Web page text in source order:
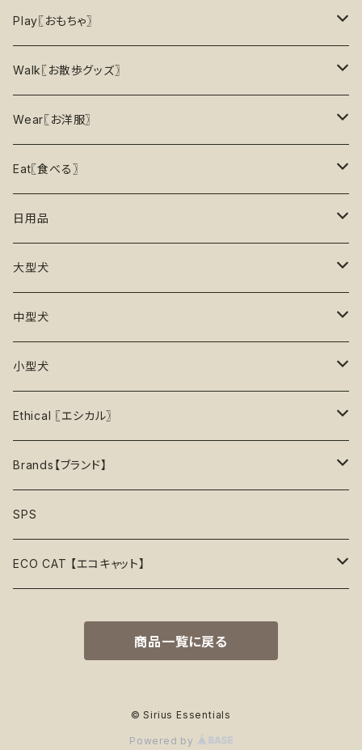
8月の新商品
おもちゃ
パズル
トレーニング
リックマット
初級【★☆☆☆☆】やさしい
初級＋【★★☆☆☆】ふつう
香り付き
割引で探す
5%OFF
10％OFF
35%OFF
40%OFF
おもちゃ
お洋服
リード・ハーネス・首輪
フードボウル
再入荷なし！
Play〖おもちゃ〗
二度楽しめる！壊すと新しいおもちゃが出てくる！
ノーズワーク【Nosework】
知育玩具【Enrichment】
丈夫なおもちゃ
ぬいぐるみ
ボール
噛むおもちゃ
ロープトイ【紐】
フリスビー
音鳴るおもちゃ
音鳴らないおもちゃ
Walk〖お散歩グッズ〗
首輪
ハーネス
リード
エチケット
Wear〖お洋服〗
レインコート
ロンパース
T -シャツ
パーカー
タンクトップ
セーター
アクセサリー
リボン
バンダナ
スリーブレス・ノースリーブ
リード穴付き
Eat〖食べる〗
フードボウル
早食い防止
おやつ入れ可能
知育【エンリッチメント】
リックマット
おやつ型
ウォーターボウル
日用品
Toothbrushes【歯ブラシ】
Poop Pickup【うんち処理】
Brushes【ブラシ】
大型犬
おもちゃ
お洋服
首輪
ハーネス
中型犬
おもちゃ
お洋服
首輪
ハーネス
小型犬
おもちゃ
お洋服
首輪
ハーネス
Ethical 〖エシカル〗
Sustainable〖サスティナブル〗
Organic〖オーガニック〗
Vegan〖ヴィーガン〗
Plastic Free〖プラスチックフリー〗
Brands【ブランド】
Alqo Wasi
Animals in Charge
Natural Rubber Toys【天然ゴムおもちゃ】
SPS
ECO CAT 【エコキャット】
ECO Clothes 【エコ服】
ECO Walk 【エコ散歩】
商品一覧に戻る
© Sirius Essentials
Powered by